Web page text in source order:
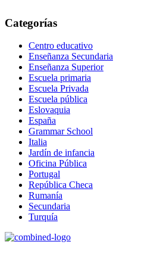
Categorías
Centro educativo
Enseñanza Secundaria
Enseñanza Superior
Escuela primaria
Escuela Privada
Escuela pública
Eslovaquia
España
Grammar School
Italia
Jardín de infancia
Oficina Pública
Portugal
República Checa
Rumanía
Secundaria
Turquía